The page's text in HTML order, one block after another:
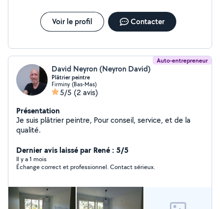
Voir le profil Contacter
Auto-entrepreneur
David Neyron (Neyron David)
Plâtrier peintre
Firminy (Bas-Mas)
5/5 (2 avis)
Présentation
Je suis plâtrier peintre, Pour conseil, service, et de la
qualité.
Dernier avis laissé par René : 5/5
Il y a 1 mois
Échange correct et professionnel. Contact sérieux.